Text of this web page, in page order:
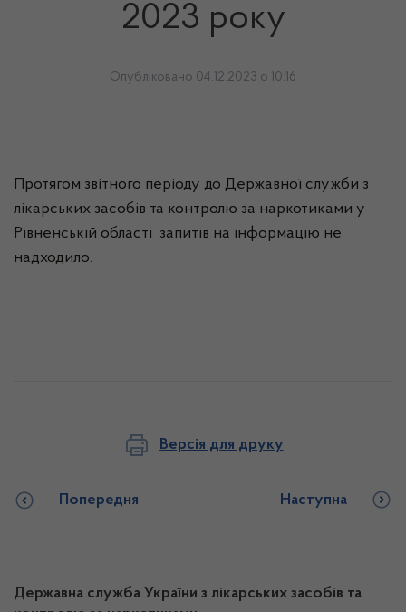
2023 року
Опубліковано 04.12.2023 о 10:16
Протягом звітного періоду до Державної служби з
лікарських засобів та контролю за наркотиками у
Рівненській області запитів на інформацію не
надходило.
Версія для друку
Попередня Наступна
Державна служба України з лікарських засобів та